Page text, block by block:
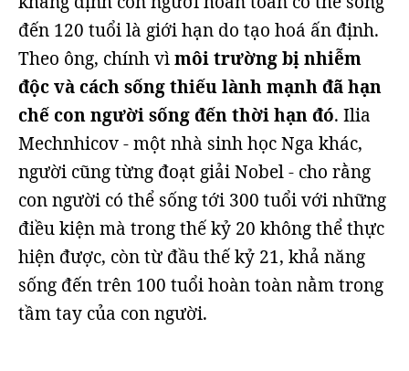
đến 120 tuổi là giới hạn do tạo hoá ấn định.
Theo ông, chính vìmôi trường bị nhiễm
độc và cách sống thiếu lành mạnh đã hạn
chế con người sống đến thời hạn đó. Ilia
Mechnhicov - một nhà sinh học Nga khác,
người cũng từng đoạt giải Nobel - cho rằng
con người có thể sống tới 300 tuổi với những
điều kiện mà trong thế kỷ 20 không thể thực
hiện được, còn từ đầu thế kỷ 21, khả năng
sống đến trên 100 tuổi hoàn toàn nằm trong
tầm tay của con người.